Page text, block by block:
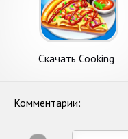
Скачать Cooking
Комментарии: